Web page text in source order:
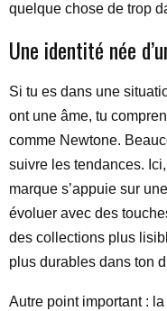
quelque chose de trop
Une identité née
Si tu es dans une
ont une âme, tu
comme Newtone.
suivre les tendances.
marque s’appuie sur
évoluer avec des
des collections plus
plus durables dans ton
Autre point important :